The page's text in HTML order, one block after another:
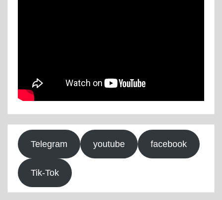
Telegram youtube facebook
Tik-Tok